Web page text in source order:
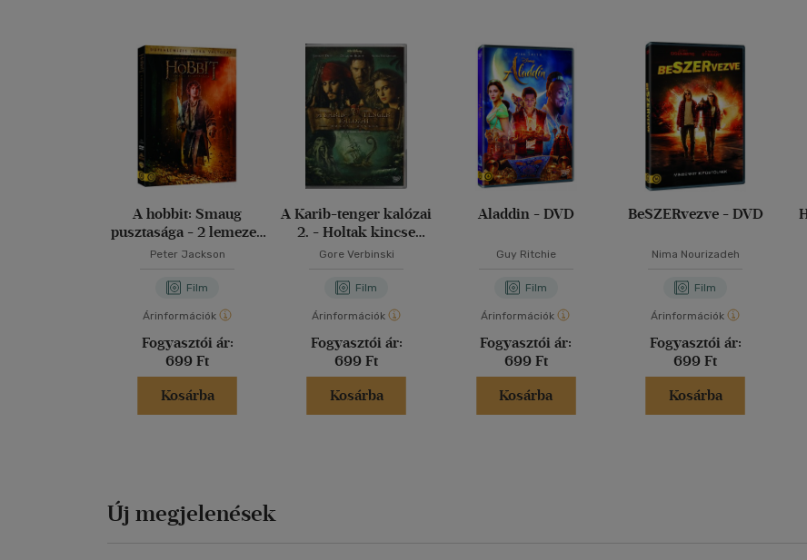
A hobbit: Smaug
pusztasága - 2 lemezes
változat - DVD
Peter Jackson
Film
Árinformációk
Fogyasztói ár:
699 Ft
Kosárba
A Karib-tenger kalózai
2. - Holtak kincse
(Egylemezes változat) -
Gore Verbinski
Film
Árinformációk
Fogyasztói ár:
699 Ft
Kosárba
Aladdin - DVD
Guy Ritchie
Film
Árinformációk
Fogyasztói ár:
699 Ft
Kosárba
BeSZERvezve - DVD
Nima Nourizadeh
Film
Árinformációk
Fogyasztói ár:
699 Ft
Kosárba
Új megjelenések